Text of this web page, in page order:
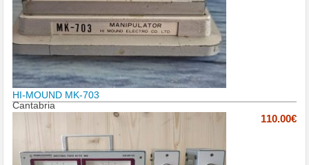
HI-MOUND MK-703
Cantabria
110.00€